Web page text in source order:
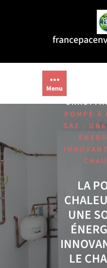
Menu
POMPE À
GAZ :
LA
UNE
LE